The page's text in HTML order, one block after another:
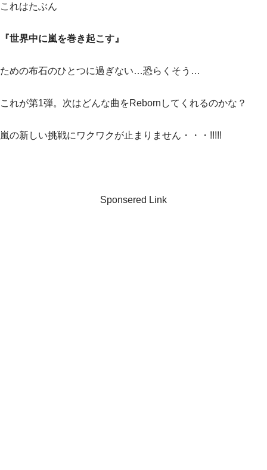
これはたぶん
『世界中に嵐を巻き起こす』
ための布石のひとつに過ぎない…恐らくそう…
これが第1弾。次はどんな曲をRebornしてくれるのかな？
嵐の新しい挑戦にワクワクが止まりません・・・!!!!!
Sponsered Link